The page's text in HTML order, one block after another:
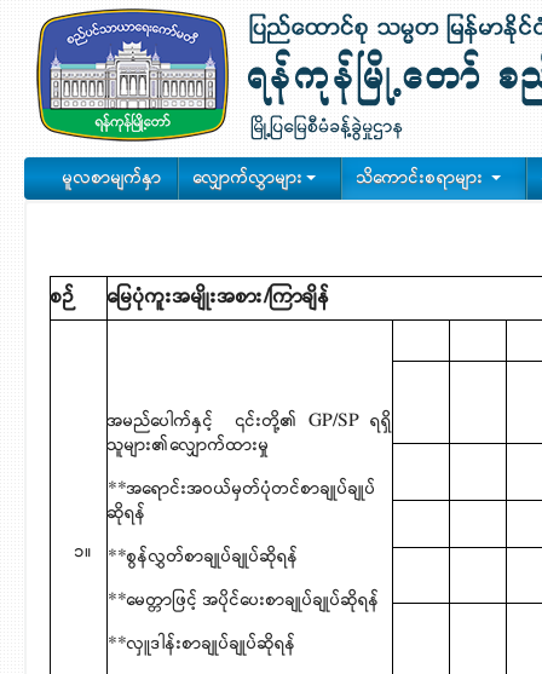
မူလစာမျက်နှာ လျှောက်လွှာများ သိကောင်းစရာများ
စဉ် မြေပုံကူးအမျိုးအစား/ကြာချိန်
၁။
အမည်ပေါက်နှင့်
၎င်းတို့၏ GP/SP ရရှိ
သူများ၏လျှောက်ထားမှု
**အရောင်းအဝယ်မှတ်ပုံတင်စာချုပ်ချုပ်
ဆိုရန်
**စွန်လွှတ်စာချုပ်ချုပ်ဆိုရန်
**မေတ္တာဖြင့် အပိုင်ပေးစာချုပ်ချုပ်ဆိုရန်
**လှူဒါန်းစာချုပ်ချုပ်ဆိုရန်